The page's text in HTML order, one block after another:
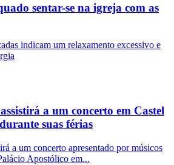
sentar-se na igreja com as
indicam um relaxamento excessivo e
a um concerto em Castel
suas férias
a um concerto apresentado por músicos
Apostólico em...